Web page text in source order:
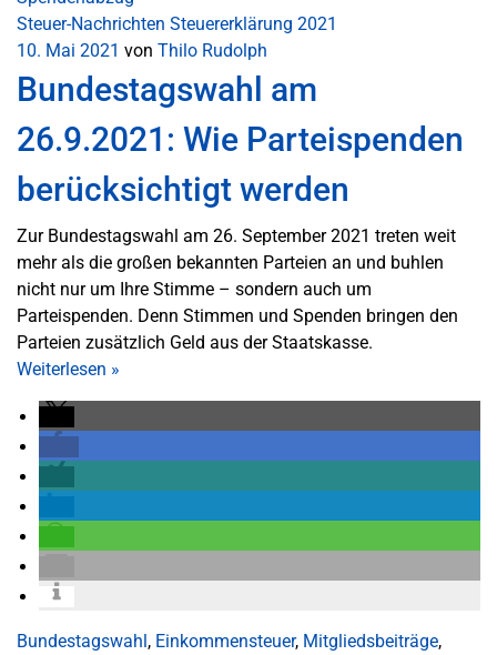
Steuer-Nachrichten Steuererklärung 2021
10. Mai 2021 von Thilo Rudolph
Bundestagswahl am
26.9.2021: Wie Parteispenden
berücksichtigt werden
Zur Bundestagswahl am 26. September 2021 treten weit
mehr als die großen bekannten Parteien an und buhlen
nicht nur um Ihre Stimme – sondern auch um
Parteispenden. Denn Stimmen und Spenden bringen den
Parteien zusätzlich Geld aus der Staatskasse.
Weiterlesen »
Bundestagswahl, Einkommensteuer, Mitgliedsbeiträge,